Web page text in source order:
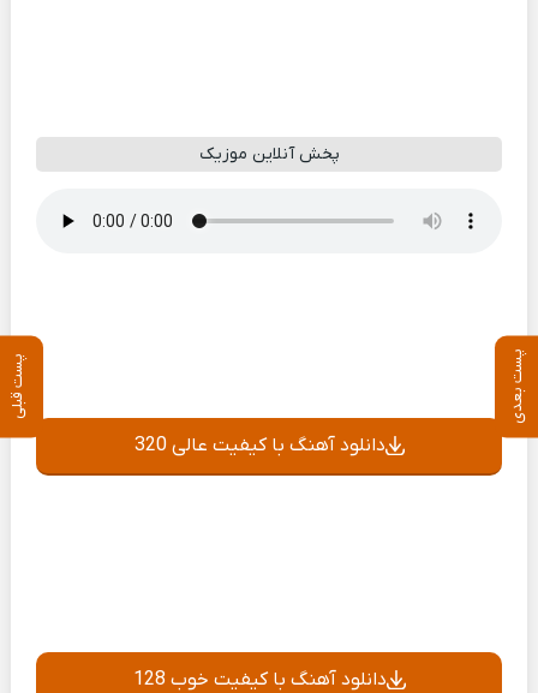
پست بعدی پست قبلی
پخش آنلاین موزیک
دانلود آهنگ با کیفیت عالی 320
دانلود آهنگ با کیفیت خوب 128